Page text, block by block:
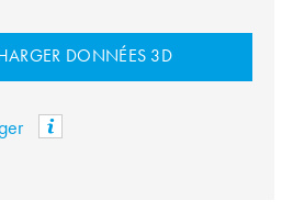
DONNÉES 3D